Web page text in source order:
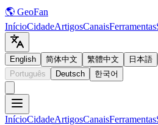
🌎 GeoFan
InícioCidadeArtigosCanaisFerramentas
English 简体中文 繁體中文 日本語
Português
Deutsch 한국어
InícioCidadeArtigosCanaisFerramentas